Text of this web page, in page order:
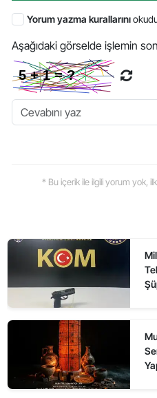
Yorum yazma kurallarını
Aşağıdaki görselde işlemin
* Bu içerik ile ilgili yorum yok,